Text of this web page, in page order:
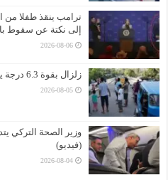
ترامب ينقذ طفلا
إلى نكتة عن سقوط
2026-08-06
زلزال بقوة 6.3 درجة يضرب جنوب الفلبين (فيديو)
2026-08-05
وزير الصحة التركي
(فيديو)
2026-08-04